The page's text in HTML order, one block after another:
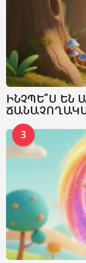
ԻՆՉՊԵ՞Ս ԵՆ
3